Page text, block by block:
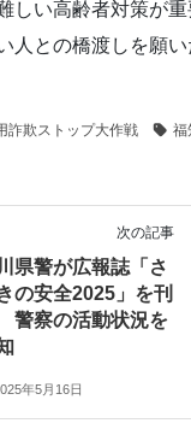
しい高齢者対策が
との橋渡しを願い
詐欺ストップ大作戦 福
次の記事
県警が広報誌「さ
の安全2025」を刊
察の活動状況を
年5月16日